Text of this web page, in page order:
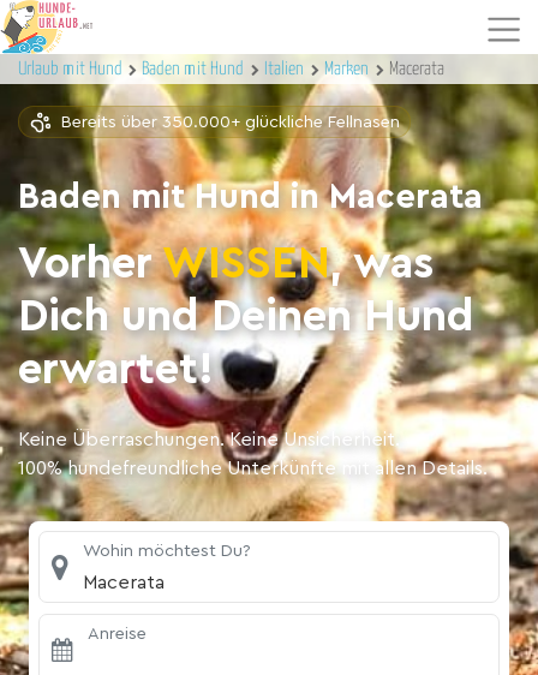
Urlaub mit Hund Baden mit Hund Italien Marken Macerata
Bereits über 350.000+ glückliche Fellnasen
Baden mit Hund in Macerata
VorherWISSEN, was
Dich und Deinen Hund
erwartet!
Keine Überraschungen. Keine Unsicherheit.
100% hundefreundliche Unterkünfte mit allen Details.
Wohin möchtest Du?
Macerata
Anreise